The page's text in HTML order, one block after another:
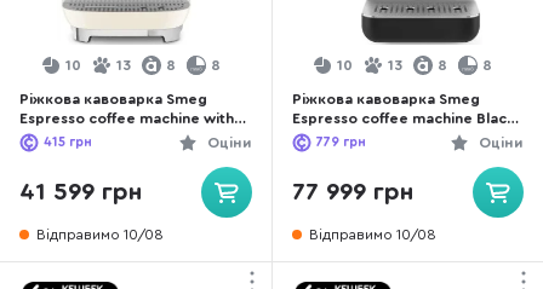
10 13 8 8
Ріжкова кавоварка Smeg
Espresso coffee machine with
grinder Creamy (EGF03CREU)
Оціни
415 грн
41 599 грн
Відправимо 10/08
10 13 8 8
Ріжкова кавоварка Smeg
Espresso coffee machine Black
(EMC02BLMEU)
Оціни
779 грн
77 999 грн
Відправимо 10/08